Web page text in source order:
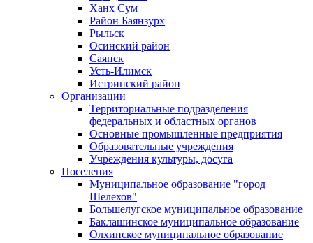
Ханх Сум
Район Баянзурх
Рыльск
Осинский район
Саянск
Усть-Илимск
Истринский район
Организации
Территориальные подразделения
федеральных и областных органов
Основные промышленные предприятия
Образовательные учреждения
Учреждения культуры, досуга
Поселения
Муниципальное образование "город
Шелехов"
Большелугское муниципальное образование
Баклашинское муниципальное образование
Олхинское муниципальное образование